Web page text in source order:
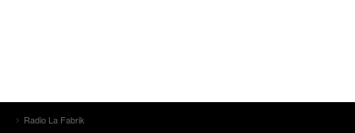
Radio La Fabrik